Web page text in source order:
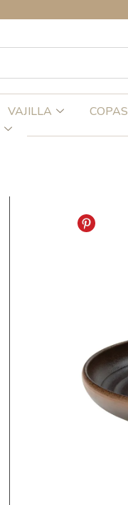
VAJILLA